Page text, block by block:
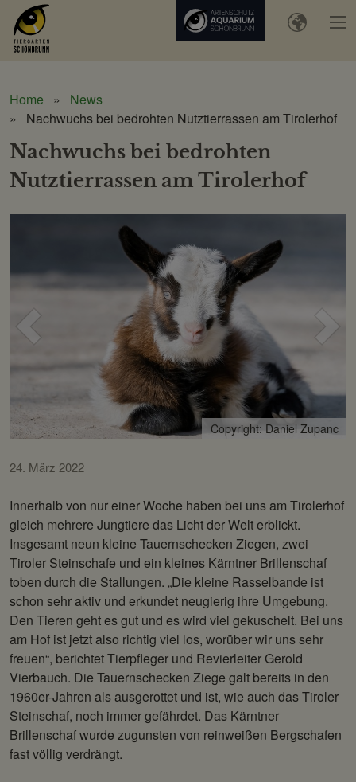
Home
News
Nachwuchs bei bedrohten Nutztierrassen am Tirolerhof
Nachwuchs bei bedrohten
Nutztierrassen am Tirolerhof
Voriges
Bild Bild
Copyright: Daniel Zupanc
24. März 2022
Innerhalb von nur einer Woche haben bei uns am Tirolerhof
gleich mehrere Jungtiere das Licht der Welt erblickt.
Insgesamt neun kleine Tauernschecken Ziegen, zwei
Tiroler Steinschafe und ein kleines Kärntner Brillenschaf
toben durch die Stallungen. „Die kleine Rasselbande ist
schon sehr aktiv und erkundet neugierig ihre Umgebung.
Den Tieren geht es gut und es wird viel gekuschelt. Bei uns
am Hof ist jetzt also richtig viel los, worüber wir uns sehr
freuen“, berichtet Tierpfleger und Revierleiter Gerold
Vierbauch. Die Tauernschecken Ziege galt bereits in den
1960er-Jahren als ausgerottet und ist, wie auch das Tiroler
Steinschaf, noch immer gefährdet. Das Kärntner
Brillenschaf wurde zugunsten von reinweißen Bergschafen
fast völlig verdrängt.